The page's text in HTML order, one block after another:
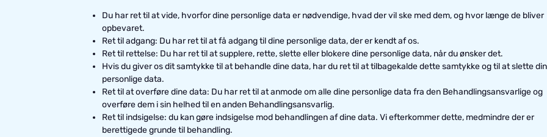
Du har ret til at vide, hvorfor dine personlige data er nødvendige, hvad der vil ske med dem, og hvor længe de bliver
opbevaret.
Ret til adgang: Du har ret til at få adgang til dine personlige data, der er kendt af os.
Ret til rettelse: Du har ret til at supplere, rette, slette eller blokere dine personlige data, når du ønsker det.
Hvis du giver os dit samtykke til at behandle dine data, har du ret til at tilbagekalde dette samtykke og til at slette
personlige data.
Ret til at overføre dine data: Du har ret til at anmode om alle dine personlige data fra den Behandlingsansvarlige og
overføre dem i sin helhed til en anden Behandlingsansvarlig.
Ret til indsigelse: du kan gøre indsigelse mod behandlingen af ​​dine data. Vi efterkommer dette, medmindre der er
berettigede grunde til behandling.